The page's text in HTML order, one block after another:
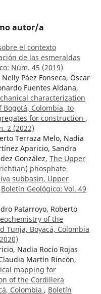
autor/a
el contexto
de las esmeraldas
Núm. 45 (2019)
Páez Fonseca, Óscar
Fuentes Aldana,
characterization
Colombia, to
for construction ,
2 (2022)
Terraza Melo, Nadia
Aparicio, Sandra
González, The Upper
phosphate
subbasin, Upper
Boletín Geológico: Vol. 49
Patarroyo, Roberto
of the
Tunja, Boyacá, Colombia
Nadia Rocío Rojas
Martín Rincón,
mapping for
of the Cordillera
Colombia , Boletín